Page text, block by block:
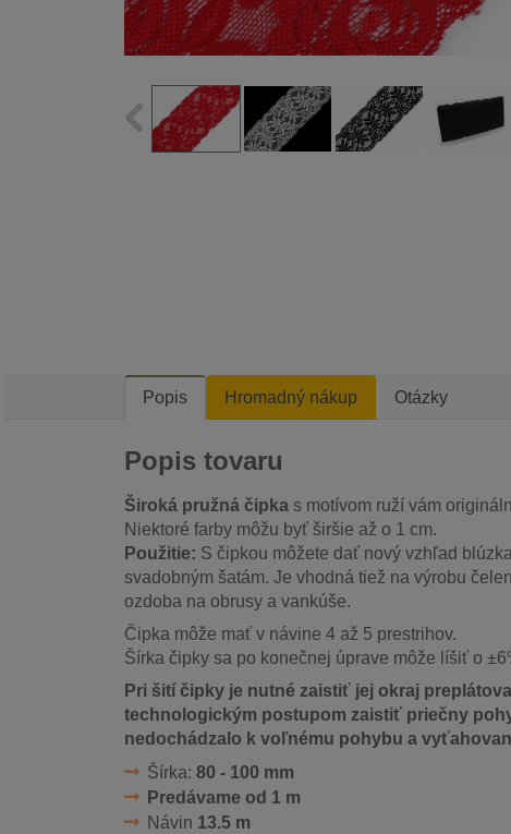
Popis Hromadný nákup Otázky
Popis tovaru
Široká pružná čipka s motívom ruží vám
Niektoré farby môžu byť širšie až o 1 cm.
Použitie: S čipkou môžete dať nový vzhľad
svadobným šatám. Je vhodná tiež na výrobu
ozdoba na obrusy a vankúše.
Čipka môže mať v návine 4 až 5 prestrihov.
Šírka čipky sa po konečnej úprave môže líšiť o
Pri šití čipky je nutné zaistiť jej okraj
technologickým postupom zaistiť priečny
nedochádzalo k voľnému pohybu a
Šírka: 80 - 100 mm
Predávame od 1 m
Návin 13.5 m